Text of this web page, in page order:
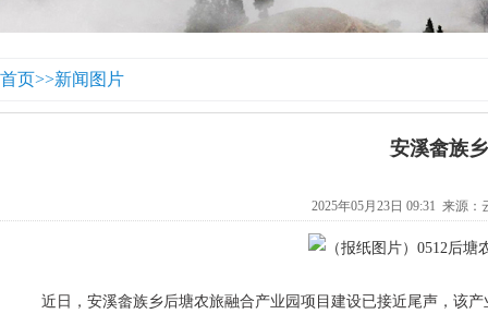
首页>>新闻图片
安溪畲族
2025年05月23日 09:31 来源：
近日，安溪畲族乡后塘农旅融合产业园项目建设已接近尾声，该